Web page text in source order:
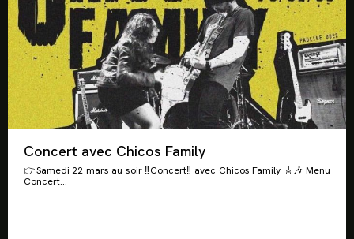
Concert avec Chicos Family
👉Samedi 22 mars au soir ‼️Concert‼️ avec Chicos Family 🎸🎶 Menu
Concert...